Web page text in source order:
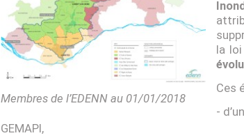
Membres de l’EDENN au 01/01/2018
la
Ces
GEMAPI,